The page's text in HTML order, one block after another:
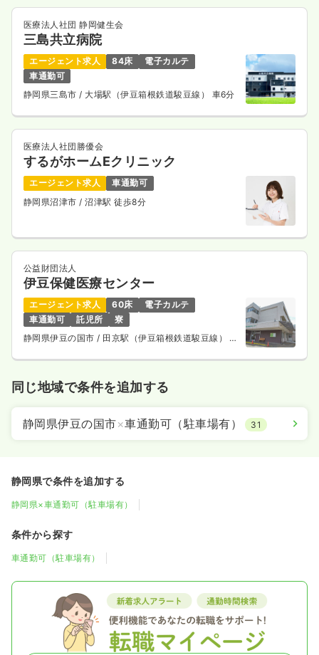
医療法人社団 静岡健生会
三島共立病院
エージェント求人 84床
電子カルテ
車通勤可
静岡県三島市 / 大場駅（伊豆箱根鉄道駿豆線） 車6分
医療法人社団勝優会
するがホームEクリニック
エージェント求人
車通勤可
静岡県沼津市 / 沼津駅 徒歩8分
公益財団法人
伊豆保健医療センター
エージェント求人 60床
電子カルテ
車通勤可
託児所
寮
静岡県伊豆の国市 / 田京駅（伊豆箱根鉄道駿豆線） 徒
同じ地域で条件を追加する
静岡県伊豆の国市×車通勤可（駐車場有） 31
静岡県で条件を追加する
静岡県×車通勤可（駐車場有）
条件から探す
車通勤可（駐車場有）